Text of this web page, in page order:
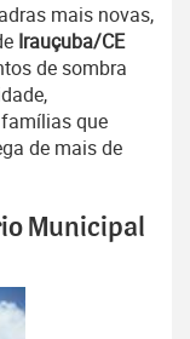
mais novas,
Irauçuba/CE
de sombra
que
de mais de
Municipal